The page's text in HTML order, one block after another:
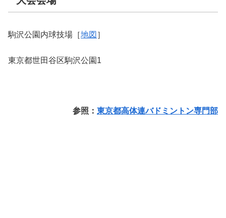
駒沢公園内球技場［地図 ］
東京都世田谷区駒沢公園1
参照： 東京都高体連バドミントン専門部